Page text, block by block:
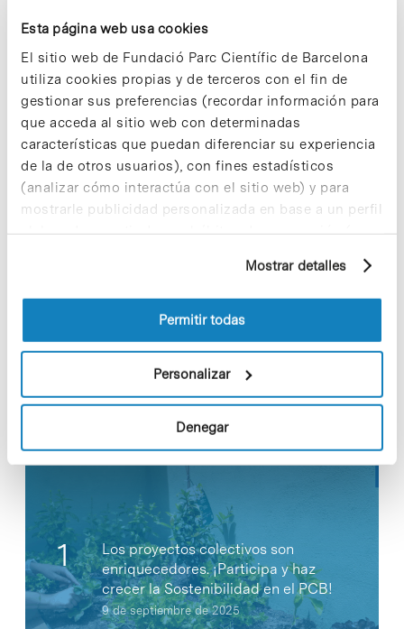
Esta página web usa cookies
El sitio web de Fundació Parc Científic de Barcelona
utiliza cookies propias y de terceros con el fin de
gestionar sus preferencias (recordar información para
que acceda al sitio web con determinadas
características que puedan diferenciar su experiencia
de la de otros usuarios), con fines estadísticos
(analizar cómo interactúa con el sitio web) y para
mostrarle publicidad personalizada en base a un perfil
elaborado a partir de sus hábitos de navegación (por
información sobre las cookies puede consultar
la Política de cookies del sitio web.
Mostrar detalles
Permitir todas
Personalizar
Denegar
autoinmune que causa alteraciones del sueño. El
diagnosticar una enfermedad neurodegenerativa
hasta ahora desconocida relacionada con
alteraciones del sueño, y sugiere la posibilidad de
controlar, en un futuro, procesos inflamatorios
responsables de la neurodegeneración en este
tipo de pacientes.
Más información [+]
Share Share
Noticias más vistas
Los proyectos colectivos son
enriquecedores. ¡Participa y haz
crecer la Sostenibilidad en el PCB!
9 de septiembre de 2025